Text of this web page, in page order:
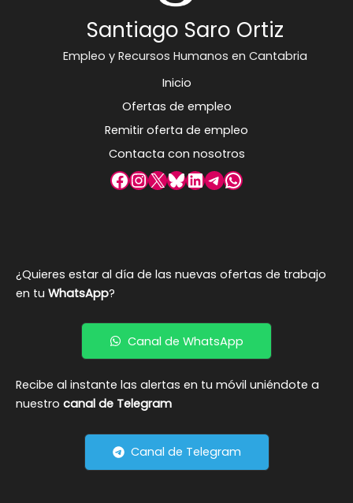
Santiago Saro Ortiz
Empleo y Recursos Humanos en Cantabria
Inicio
Ofertas de empleo
Remitir oferta de empleo
Contacta con nosotros
Facebook
Instagram
X Bluesky
LinkedIn
Telegram
WhatsApp
¿Quieres estar al día de las nuevas ofertas de trabajo
en tu WhatsApp?
Canal de WhatsApp
Recibe al instante las alertas en tu móvil uniéndote a
nuestro canal de Telegram
Canal de Telegram